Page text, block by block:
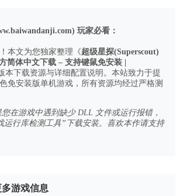
玩家必看：
本文为您独家整理《超级星探(Superscout)
简体中文下载 – 支持键鼠免安装 |
本下载资源与详细配置说明。本站致力于提
免安装版单机游戏，所有资源均经过严格测
在游戏中遇到缺少 DLL 文件或运行报错，
运行库检测工具”下载安装。喜欢本作请支持
游戏信息